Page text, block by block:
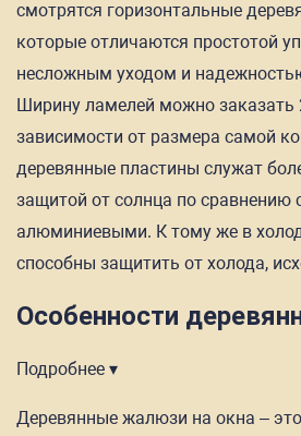
смотрятся горизонтальные
которые отличаются простотой
несложным уходом и
Ширину ламелей можно
зависимости от размера самой
деревянные пластины служат
защитой от солнца по
алюминиевыми. К тому же в
способны защитить от холода,
Особенности
Подробнее ▾
Деревянные жалюзи на окна –